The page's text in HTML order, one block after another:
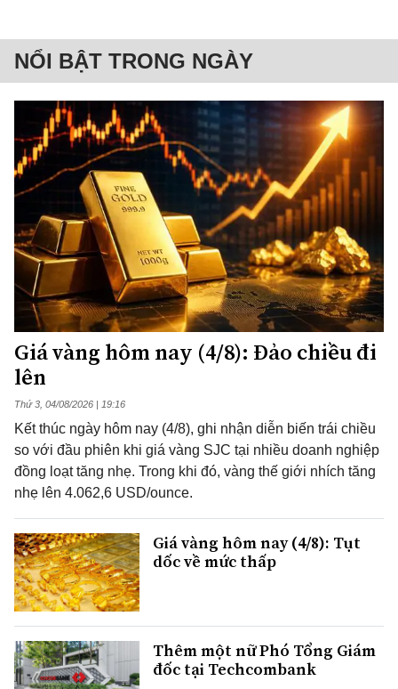
NỔI BẬT TRONG NGÀY
Giá vàng hôm nay (4/8): Đảo chiều đi
lên
Thứ 3, 04/08/2026 | 19:16
Kết thúc ngày hôm nay (4/8), ghi nhận diễn biến trái chiều
so với đầu phiên khi giá vàng SJC tại nhiều doanh nghiệp
đồng loạt tăng nhẹ. Trong khi đó, vàng thế giới nhích tăng
nhẹ lên 4.062,6 USD/ounce.
Giá vàng hôm nay (4/8): Tụt
dốc về mức thấp
Thêm một nữ Phó Tổng Giám
đốc tại Techcombank